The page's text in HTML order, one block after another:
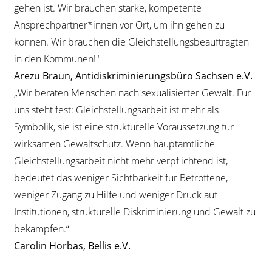
gehen ist. Wir brauchen starke, kompetente
Ansprechpartner*innen vor Ort, um ihn gehen zu
können. Wir brauchen die Gleichstellungsbeauftragten
in den Kommunen!"
Arezu Braun, Antidiskriminierungsbüro Sachsen e.V.
„Wir beraten Menschen nach sexualisierter Gewalt. Für
uns steht fest: Gleichstellungsarbeit ist mehr als
Symbolik, sie ist eine strukturelle Voraussetzung für
wirksamen Gewaltschutz. Wenn hauptamtliche
Gleichstellungsarbeit nicht mehr verpflichtend ist,
bedeutet das weniger Sichtbarkeit für Betroffene,
weniger Zugang zu Hilfe und weniger Druck auf
Institutionen, strukturelle Diskriminierung und Gewalt zu
bekämpfen.“
Carolin Horbas, Bellis e.V.